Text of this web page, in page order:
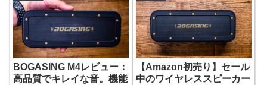
BOGASING M4レビュー：
高品質でキレイな音。機能
【Amazon初売り】セール
中のワイヤレススピーカー